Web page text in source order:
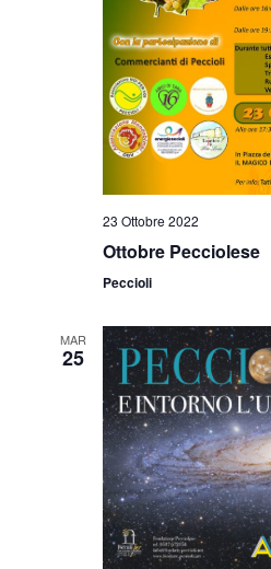
23 Ottobre 2022
Ottobre Pecciolese
Peccioli
MAR
25